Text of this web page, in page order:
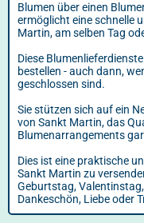
Blumen über einen
ermöglicht eine schnelle
Martin, am selben Tag
Diese
bestellen - auch dann,
geschlossen sind.
Sie stützen sich auf ein
von Sankt Martin, das
Blumenarrangements
Dies ist eine praktische
Sankt Martin zu
Geburtstag,
Dankeschön, Liebe oder